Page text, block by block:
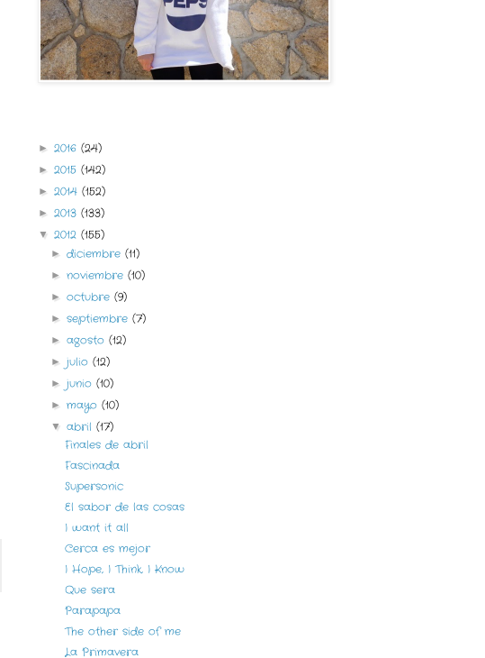
► 2016 (24)
► 2015 (142)
► 2014 (152)
► 2013 (133)
▼ 2012 (155)
►diciembre(11)
►noviembre(10)
►octubre(9)
►septiembre(7)
►agosto(12)
►julio(12)
►junio(10)
►mayo(10)
▼abril(17)
Finales de abril
Fascinada
Supersonic
El sabor de las cosas
I want it all
Cerca es mejor
I Hope, I Think, I Know
Que sera
Parapapa
The other side of me
La Primavera